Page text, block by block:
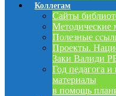
Коллегам
Сайты
Методические
Полезные
Проекты.
Заки Валиди
Год педагога и
материалы
в помощь